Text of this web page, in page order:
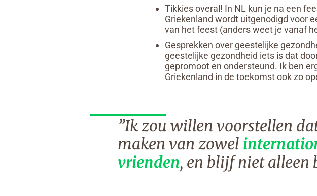
Tikkies overal! In NL kun je na een
Griekenland wordt uitgenodigd voor
van het feest (anders weet je vanaf
Gesprekken over geestelijke
geestelijke gezondheid iets is dat
gepromoot en ondersteund. Ik ben
Griekenland in de toekomst ook zo
”Ik zou willen voorstellen
maken van zowel
vrienden, en blijf niet alleen